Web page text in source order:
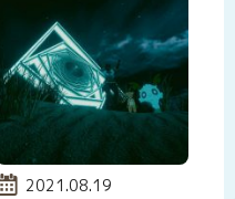
投稿日:
2021.08.19